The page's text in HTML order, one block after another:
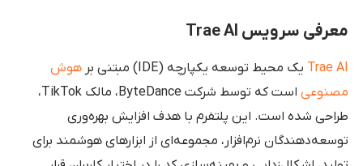
معرفی سرویس Trae AI
Trae AI یک محیط توسعه یکپارچه (IDE) مبتنی بر
هوش
مصنوعی
است که توسط شرکت ByteDance، مالک TikTok،
طراحی شده است. این پلتفرم با هدف افزایش بهره‌وری
توسعه‌دهندگان نرم‌افزار، مجموعه‌ای از ابزارهای هوشمند برای